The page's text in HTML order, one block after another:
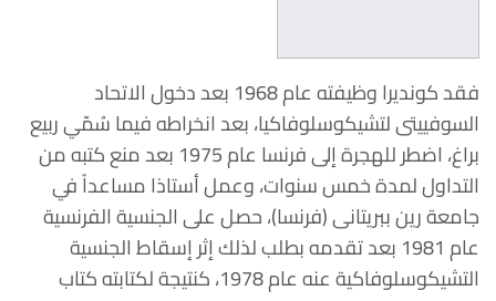
فقد كونديرا وظيفته عام 1968 بعد دخول الاتحاد
السوفييتى لتشيكوسلوفاكيا، بعد انخراطه فيما سُمّي ربيع
براغ، اضطر للهجرة إلى فرنسا عام 1975 بعد منع كتبه من
التداول لمدة خمس سنوات، وعمل أستاذا مساعداً في
جامعة رين ببريتانى (فرنسا)، حصل على الجنسية الفرنسية
عام 1981 بعد تقدمه بطلب لذلك إثر إسقاط الجنسية
التشيكوسلوفاكية عنه عام 1978، كنتيجة لكتابته كتاب